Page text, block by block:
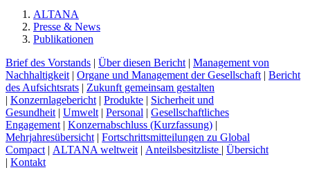
ALTANA
Presse & News
Publikationen
Brief des Vorstands | Über diesen Bericht | Management von
Nachhaltigkeit | Organe und Management der Gesellschaft | Bericht
des Aufsichtsrats | Zukunft gemeinsam gestalten
| Konzernlagebericht | Produkte | Sicherheit und
Gesundheit | Umwelt | Personal | Gesellschaftliches
Engagement | Konzernabschluss (Kurzfassung) |
Mehrjahresübersicht | Fortschrittsmitteilungen zu Global
Compact | ALTANA weltweit | Anteilsbesitzliste | Übersicht
| Kontakt